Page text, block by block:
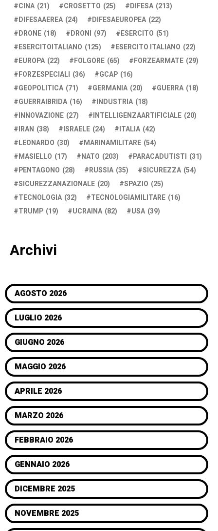
CINA (21) CROSETTO (25) DIFESA (213)
DIFESAAEREA (24) DIFESAEUROPEA (22)
DRONE (18) DRONI (97) ESERCITO (51)
ESERCITOITALIANO (125) ESERCITO ITALIANO (22)
EUROPA (22) FOLGORE (65) FORZEARMATE (29)
FORZESPECIALI (36) GCAP (16)
GEOPOLITICA (71) GERMANIA (20) GUERRA (18)
GUERRAIBRIDA (16) INDUSTRIA (18)
INNOVAZIONE (27) INTELLIGENZAARTIFICIALE (20)
IRAN (38) ISRAELE (24) ITALIA (42)
LEONARDO (30) MARINAMILITARE (54)
MASIELLO (17) NATO (203) PARACADUTISTI (31)
PENTAGONO (28) RUSSIA (35) SICUREZZA (54)
SICUREZZANAZIONALE (20) SPAZIO (25)
TECNOLOGIA (32) TECNOLOGIAMILITARE (16)
TRUMP (19) UCRAINA (82) USA (39)
Archivi
AGOSTO 2026
LUGLIO 2026
GIUGNO 2026
MAGGIO 2026
APRILE 2026
MARZO 2026
FEBBRAIO 2026
GENNAIO 2026
DICEMBRE 2025
NOVEMBRE 2025